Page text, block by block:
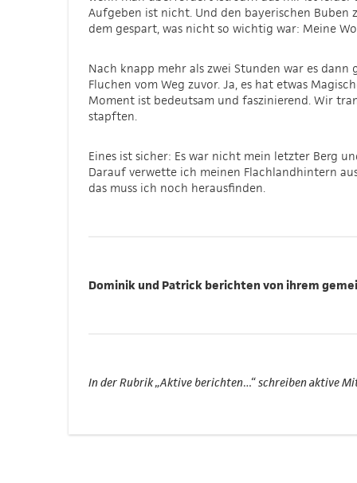
Aufgeben ist nicht. Und den bayerischen Buben
dem gespart, was nicht so wichtig war: Meine
Nach knapp mehr als zwei Stunden war es
Fluchen vom Weg zuvor. Ja, es hat etwas
Moment ist bedeutsam und faszinierend. Wir
stapften.
Eines ist sicher: Es war nicht mein letzter Berg
Darauf verwette ich meinen Flachlandhintern
das muss ich noch herausfinden.
Dominik und Patrick berichten von ihrem
In der Rubrik „Aktive berichten…“ schreiben aktive